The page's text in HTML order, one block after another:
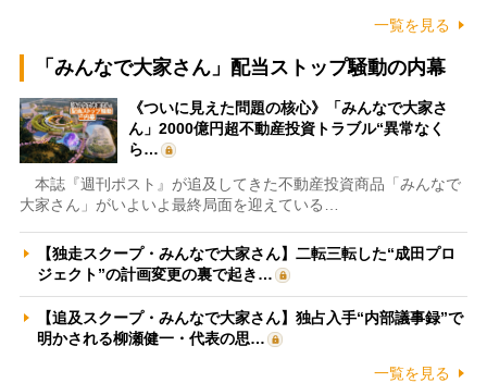
一覧を見る
「みんなで大家さん」配当ストップ騒動の内幕
《ついに見えた問題の核心》「みんなで大家さ
ん」2000億円超不動産投資トラブル“異常なく
ら…
本誌『週刊ポスト』が追及してきた不動産投資商品「みんなで
大家さん」がいよいよ最終局面を迎えている…
【独走スクープ・みんなで大家さん】二転三転した“成田プロ
ジェクト”の計画変更の裏で起き…
【追及スクープ・みんなで大家さん】独占入手“内部議事録”で
明かされる柳瀬健一・代表の思…
一覧を見る